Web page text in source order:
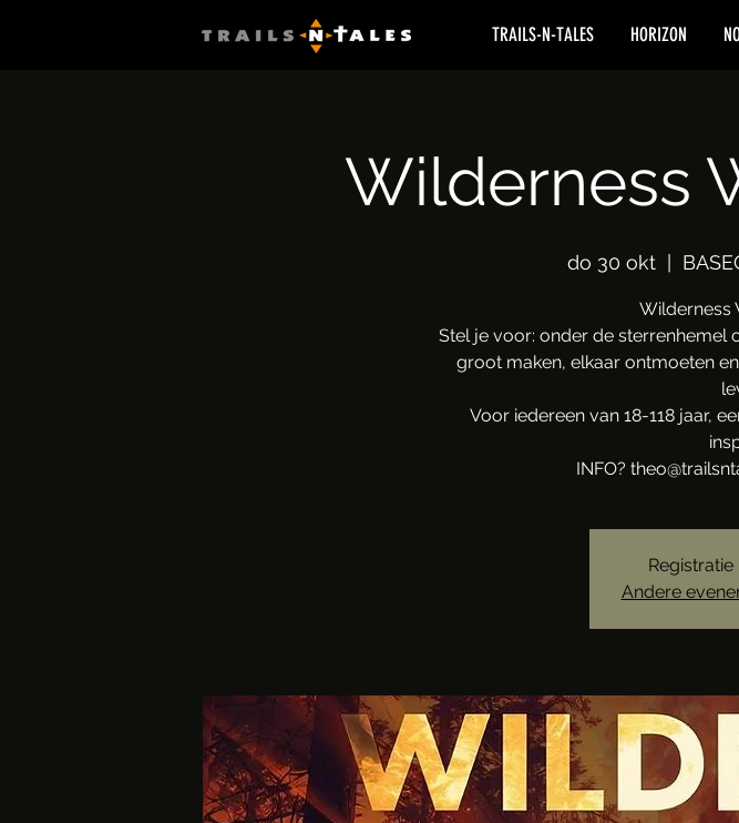
TRAILS-N-TALES HORIZON
Wilderness
do 30 okt
  |
Wilderness
Stel je voor: onder de sterrenhemel
groot maken, elkaar ontmoeten
Voor iedereen van 18-118 jaar,
Andere